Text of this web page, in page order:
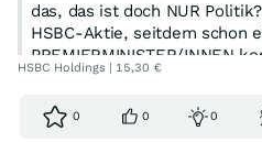
das, das ist doch NUR
HSBC-Aktie, seitdem schon
PREMIERMINISTER/INNEN
Diese Aktie interessiert sich
Allen VG
HSBC Holdings | 15,30 €
0 0 0